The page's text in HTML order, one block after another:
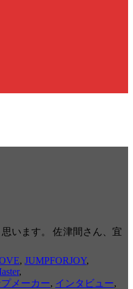
います。 佐津間さん、宜
, JUMPFORJOY,
,
メーカー, インタビュー,